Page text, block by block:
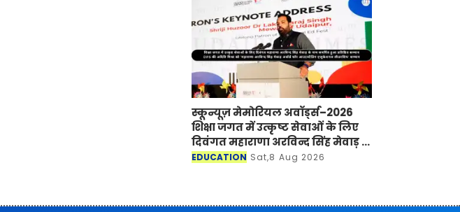
स्कून्यूज़ मेमोरियल अवॉर्ड्स–2026
शिक्षा जगत में उत्कृष्ट सेवाओं के लिए
दिवंगत महाराणा अरविन्द सिंह मेवाड़ के
नाम समर्पित हुआ प्रतिष्ठित सम्मान
EDUCATION Sat,8 Aug 2026